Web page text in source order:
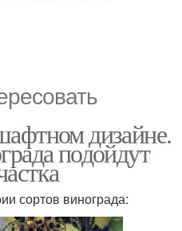
дизайне.
подойдут
сортов винограда: